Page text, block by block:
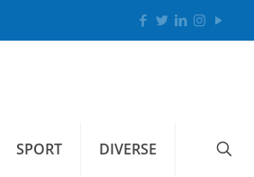
SPORT DIVERSE